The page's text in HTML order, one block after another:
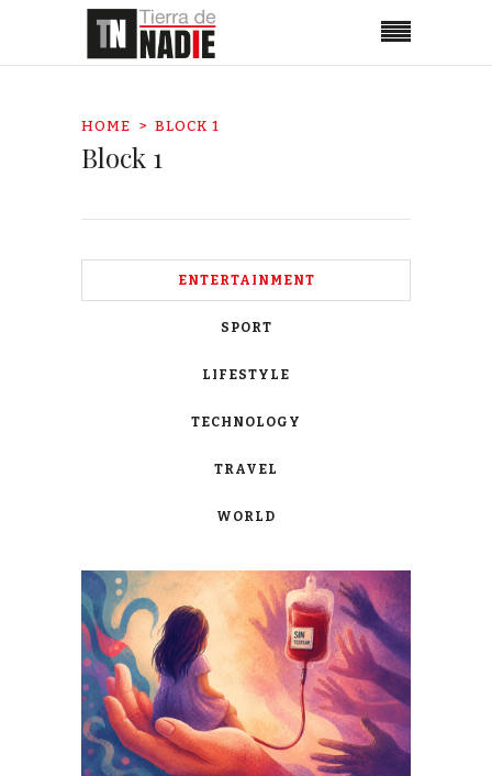
HOME BLOCK 1
Block 1
ENTERTAINMENT
SPORT
LIFESTYLE
TECHNOLOGY
TRAVEL
WORLD